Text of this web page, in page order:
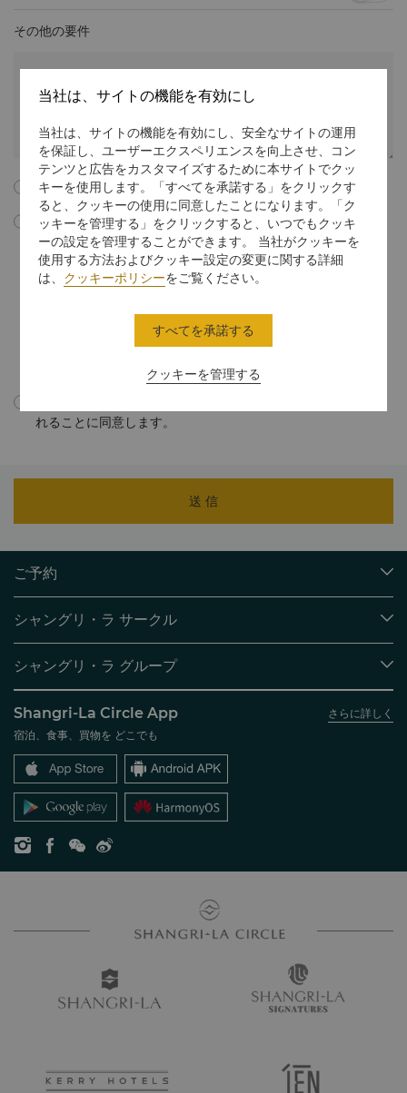
その他の要件
以下のすべての利用規約に同意します。
このボックスにチェックマークを入れることで、私はシャングリ･ラ イ
ンターナショナル ホテル マネジメント リミテッドからEメールによる
会議・イベントのマーケティング資料やプロモーション情報、更新情報
などを受信することに同意します。マーケティング通信での購読中止に
関する指示に従うか、unsubscribe@shangri-la.com
をご覧ください。
れることに同意します。
送 信
ご予約
ご予約の検索
レストラン＆バー
シャングリ・ラ サークル
シャングリ・ラ サークルに入会
よくあるお問合せや質問
SLCに関するお問い合わせ
シャングリ・ラ グループ
シャングリ・ラ ブランド
シャングリ・ラ センター
レジデンス
お問い合わせ
採用情報
企業の社会的責任
ニュース
Shangri-La Circle App
さらに詳しく
宿泊、食事、買物を どこでも
当社は、サイトの機能を有効にし
当社は、サイトの機能を有効にし、安全なサイトの運用
を保証し、ユーザーエクスペリエンスを向上させ、コン
テンツと広告をカスタマイズするために本サイトでクッ
キーを使用します。「すべてを承諾する」をクリックす
ると、クッキーの使用に同意したことになります。「ク
ッキーを管理する」をクリックすると、いつでもクッキ
ーの設定を管理することができます。 当社がクッキーを
使用する方法およびクッキー設定の変更に関する詳細
は、 クッキーポリシーをご覧ください。
クッキーを管理する
すべてを承諾する